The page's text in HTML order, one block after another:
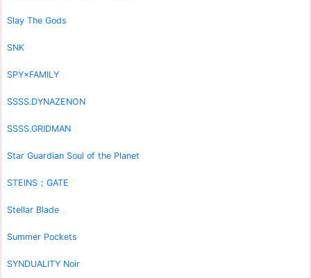
Slay The Gods
SNK
SPY×FAMILY
SSSS.DYNAZENON
SSSS.GRIDMAN
Star Guardian Soul of the Planet
STEINS；GATE
Stellar Blade
Summer Pockets
SYNDUALITY Noir